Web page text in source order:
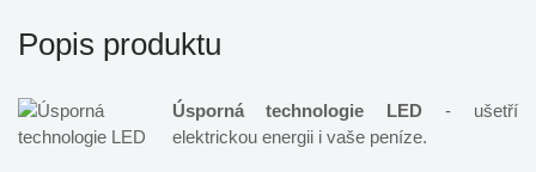
Popis produktu
Úsporná technologie LED - ušetří
elektrickou energii i vaše peníze.